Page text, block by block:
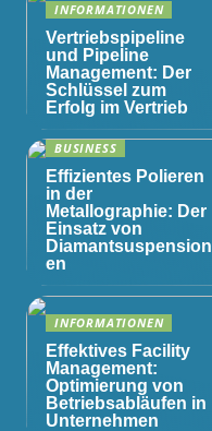
INFORMATIONEN
Vertriebspipeline
und Pipeline
Management: Der
Schlüssel zum
Erfolg im Vertrieb
BUSINESS
Effizientes Polieren
in der
Metallographie: Der
Einsatz von
Diamantsuspension
en
INFORMATIONEN
Effektives Facility
Management:
Optimierung von
Betriebsabläufen in
Unternehmen